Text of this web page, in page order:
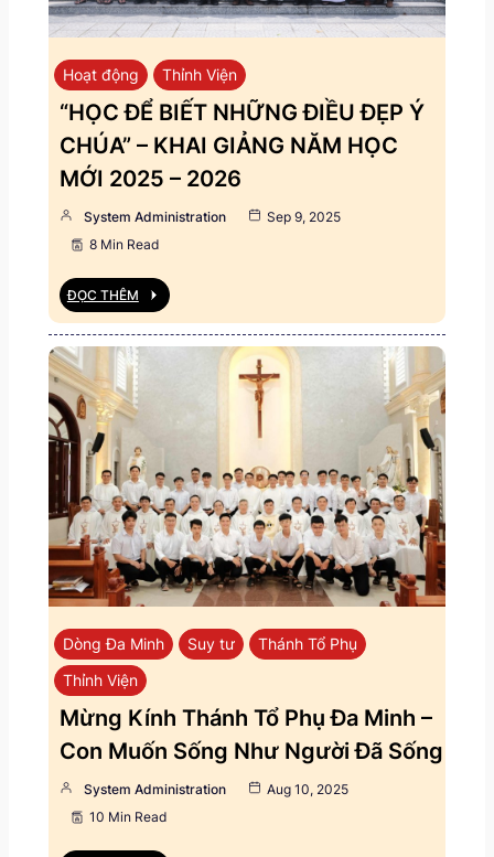
Hoạt động Thỉnh Viện
“HỌC ĐỂ BIẾT NHỮNG ĐIỀU ĐẸP Ý
CHÚA” – KHAI GIẢNG NĂM HỌC
MỚI 2025 – 2026
System Administration
Sep 9, 2025
8 Min Read
ĐỌC THÊM
Dòng Đa Minh Suy tư
Thánh Tổ Phụ
Thỉnh Viện
Mừng Kính Thánh Tổ Phụ Đa Minh –
Con Muốn Sống Như Người Đã Sống
System Administration
Aug 10, 2025
10 Min Read